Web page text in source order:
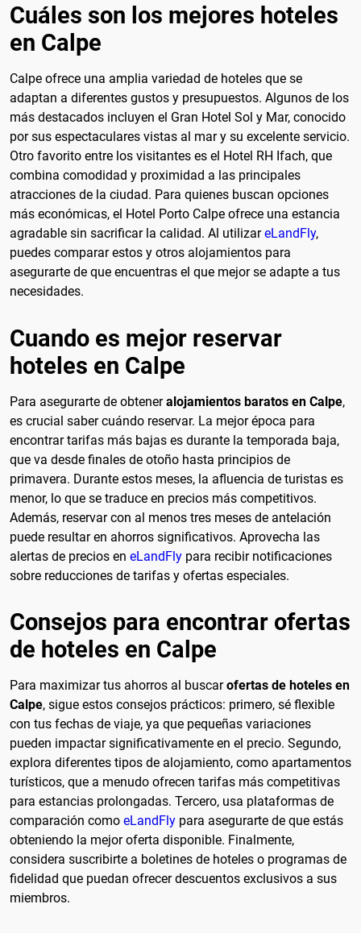
Cuáles son los mejores hoteles
en Calpe
Calpe ofrece una amplia variedad de hoteles que se
adaptan a diferentes gustos y presupuestos. Algunos de los
más destacados incluyen el Gran Hotel Sol y Mar, conocido
por sus espectaculares vistas al mar y su excelente servicio.
Otro favorito entre los visitantes es el Hotel RH Ifach, que
combina comodidad y proximidad a las principales
atracciones de la ciudad. Para quienes buscan opciones
más económicas, el Hotel Porto Calpe ofrece una estancia
agradable sin sacrificar la calidad. Al utilizareLandFly,
puedes comparar estos y otros alojamientos para
asegurarte de que encuentras el que mejor se adapte a tus
necesidades.
Cuando es mejor reservar
hoteles en Calpe
Para asegurarte de obteneralojamientos baratos en Calpe,
es crucial saber cuándo reservar. La mejor época para
encontrar tarifas más bajas es durante la temporada baja,
que va desde finales de otoño hasta principios de
primavera. Durante estos meses, la afluencia de turistas es
menor, lo que se traduce en precios más competitivos.
Además, reservar con al menos tres meses de antelación
puede resultar en ahorros significativos. Aprovecha las
alertas de precios en eLandFly para recibir notificaciones
sobre reducciones de tarifas y ofertas especiales.
Consejos para encontrar ofertas
de hoteles en Calpe
Para maximizar tus ahorros al buscarofertas de hoteles en
Calpe, sigue estos consejos prácticos: primero, sé flexible
con tus fechas de viaje, ya que pequeñas variaciones
pueden impactar significativamente en el precio. Segundo,
explora diferentes tipos de alojamiento, como apartamentos
turísticos, que a menudo ofrecen tarifas más competitivas
para estancias prolongadas. Tercero, usa plataformas de
comparación como eLandFly para asegurarte de que estás
obteniendo la mejor oferta disponible. Finalmente,
considera suscribirte a boletines de hoteles o programas de
fidelidad que puedan ofrecer descuentos exclusivos a sus
miembros.